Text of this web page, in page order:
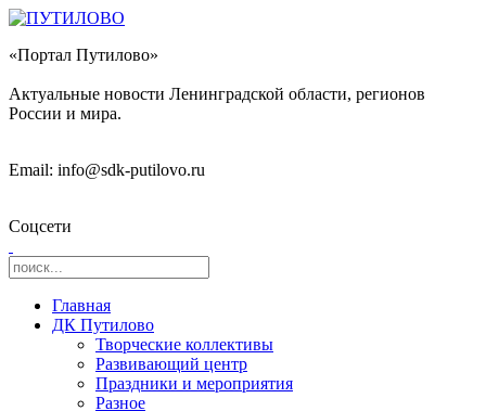
«Портал Путилово»
Актуальные новости Ленинградской области, регионов
России и мира.
Email: info@sdk-putilovo.ru
Соцсети
Главная
ДК Путилово
Творческие коллективы
Развивающий центр
Праздники и мероприятия
Разное